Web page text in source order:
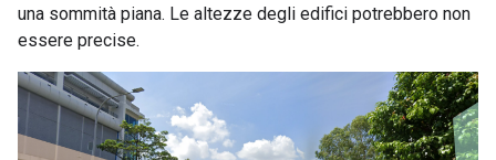
una sommità piana. Le altezze degli edifici potrebbero non
essere precise.